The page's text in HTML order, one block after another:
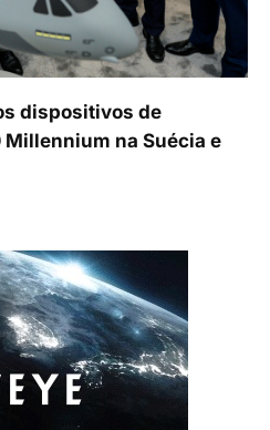
dispositivos de
na Suécia e